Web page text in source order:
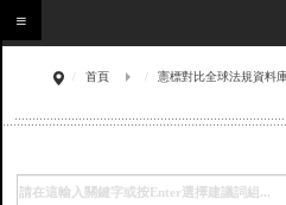
首頁 憲標對比全球法規資料